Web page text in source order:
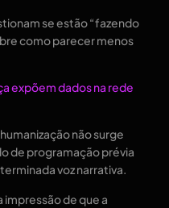
se estão “fazendo
como parecer menos
expõem dados na rede
não surge
de programação prévia
voz narrativa.
impressão de que a